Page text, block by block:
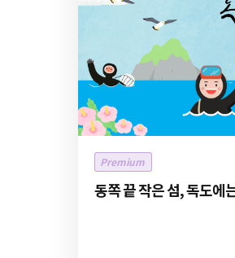
Premium
동쪽 끝 작은 섬, 독도에